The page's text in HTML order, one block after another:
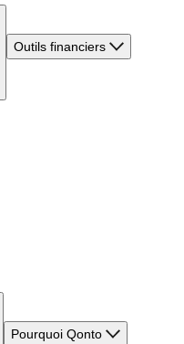
Outils financiers
Pourquoi Qonto